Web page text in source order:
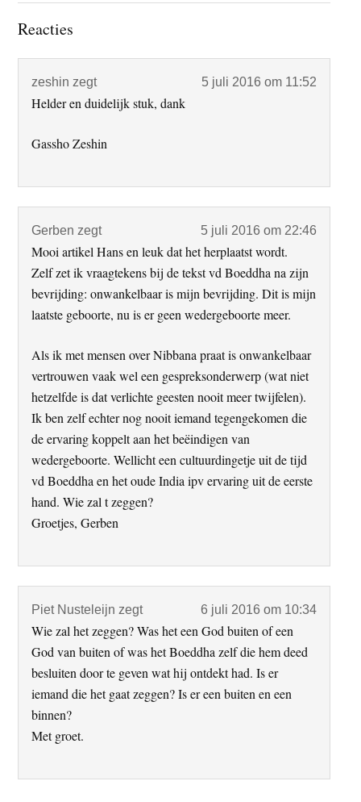
Lees
Reacties
zeshin zegt 5 juli 2016 om 11:52
Helder en duidelijk stuk, dank
Gassho Zeshin
Gerben zegt 5 juli 2016 om 22:46
Mooi artikel Hans en leuk dat het herplaatst wordt.
Zelf zet ik vraagtekens bij de tekst vd Boeddha na zijn
bevrijding: onwankelbaar is mijn bevrijding. Dit is mijn
laatste geboorte, nu is er geen wedergeboorte meer.
Als ik met mensen over Nibbana praat is onwankelbaar
vertrouwen vaak wel een gespreksonderwerp (wat niet
hetzelfde is dat verlichte geesten nooit meer twijfelen).
Ik ben zelf echter nog nooit iemand tegengekomen die
de ervaring koppelt aan het beëindigen van
wedergeboorte. Wellicht een cultuurdingetje uit de tijd
vd Boeddha en het oude India ipv ervaring uit de eerste
hand. Wie zal t zeggen?
Groetjes, Gerben
Piet Nusteleijn zegt 6 juli 2016 om 10:34
Wie zal het zeggen? Was het een God buiten of een
God van buiten of was het Boeddha zelf die hem deed
besluiten door te geven wat hij ontdekt had. Is er
iemand die het gaat zeggen? Is er een buiten en een
binnen?
Met groet.